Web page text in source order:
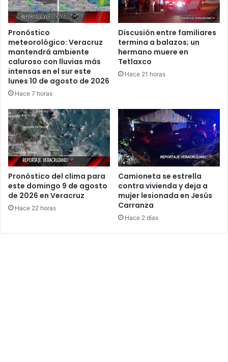
Pronóstico
meteorológico: Veracruz
mantendrá ambiente
caluroso con lluvias más
intensas en el sur este
lunes 10 de agosto de 2026
Hace 7 horas
Discusión entre familiares
termina a balazos; un
hermano muere en
Tetlaxco
Hace 21 horas
Pronóstico del clima para
este domingo 9 de agosto
de 2026 en Veracruz
Hace 22 horas
Camioneta se estrella
contra vivienda y deja a
mujer lesionada en Jesús
Carranza
Hace 2 días